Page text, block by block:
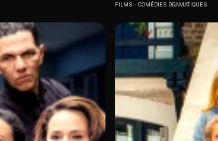
FILMS COMÉDIES DRAMATIQUES